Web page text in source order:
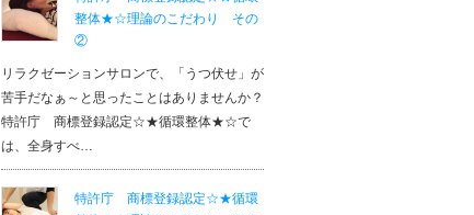
整体★☆理論のこだわり その
②
リラクゼーションサロンで、「うつ伏せ」が
苦手だなぁ～と思ったことはありませんか？
特許庁 商標登録認定☆★循環整体★☆で
は、全身すべ…
特許庁 商標登録認定☆★循環